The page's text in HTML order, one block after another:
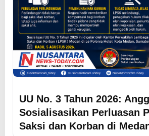
UU No. 3 Tahun 2026:
Sosialisasikan Perluasan
Saksi dan Korban di